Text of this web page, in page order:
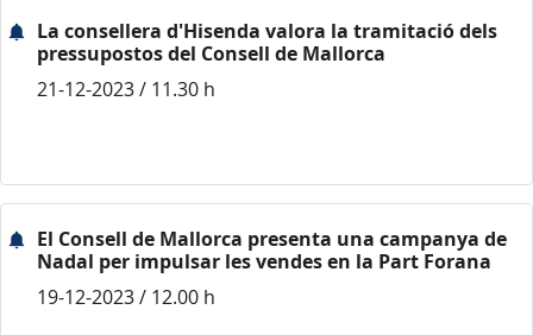
La consellera d'Hisenda valora la tramitació dels
pressupostos del Consell de Mallorca
21-12-2023 / 11.30 h
El Consell de Mallorca presenta una campanya de
Nadal per impulsar les vendes en la Part Forana
19-12-2023 / 12.00 h